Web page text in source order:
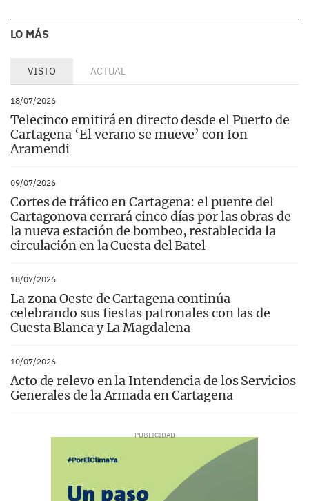
LO MÁS
VISTO ACTUAL
18/07/2026
Telecinco emitirá en directo desde el Puerto de
Cartagena ‘El verano se mueve’ con Ion
Aramendi
09/07/2026
Cortes de tráfico en Cartagena: el puente del
Cartagonova cerrará cinco días por las obras de
la nueva estación de bombeo, restablecida la
circulación en la Cuesta del Batel
18/07/2026
La zona Oeste de Cartagena continúa
celebrando sus fiestas patronales con las de
Cuesta Blanca y La Magdalena
10/07/2026
Acto de relevo en la Intendencia de los Servicios
Generales de la Armada en Cartagena